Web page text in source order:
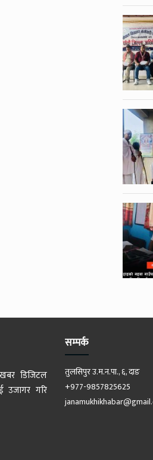
खबर डिजिटल
उजागर गरि
सम्पर्क
तुलसिपुर उ.म.न.पा., ६, दाङ
+977-9857825625